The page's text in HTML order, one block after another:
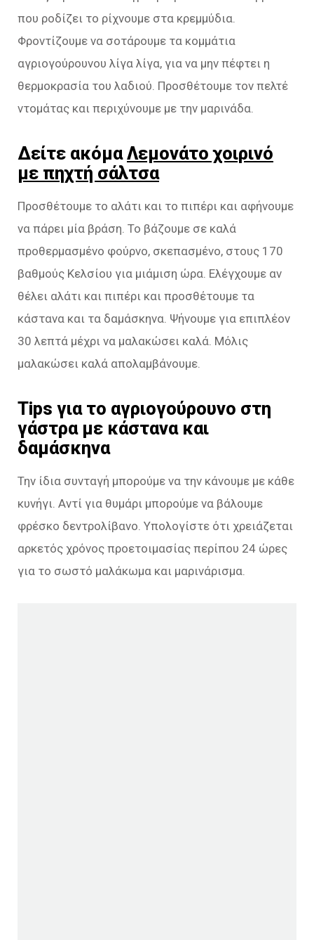
που ροδίζει το ρίχνουμε στα κρεμμύδια.
Φροντίζουμε να σοτάρουμε τα κομμάτια
αγριογούρουνου λίγα λίγα, για να μην πέφτει η
θερμοκρασία του λαδιού. Προσθέτουμε τον πελτέ
ντομάτας και περιχύνουμε με την μαρινάδα.
Δείτε ακόμαΛεμονάτο χοιρινό
με πηχτή σάλτσα
Προσθέτουμε το αλάτι και το πιπέρι και αφήνουμε
να πάρει μία βράση. Το βάζουμε σε καλά
προθερμασμένο φούρνο, σκεπασμένο, στους 170
βαθμούς Κελσίου για μιάμιση ώρα. Ελέγχουμε αν
θέλει αλάτι και πιπέρι και προσθέτουμε τα
κάστανα και τα δαμάσκηνα. Ψήνουμε για επιπλέον
30 λεπτά μέχρι να μαλακώσει καλά. Μόλις
μαλακώσει καλά απολαμβάνουμε.
Tips για το αγριογούρουνο στη
γάστρα με κάστανα και
δαμάσκηνα
Την ίδια συνταγή μπορούμε να την κάνουμε με κάθε
κυνήγι. Αντί για θυμάρι μπορούμε να βάλουμε
φρέσκο δεντρολίβανο. Υπολoγίστε ότι χρειάζεται
αρκετός χρόνος προετοιμασίας περίπου 24 ώρες
για το σωστό μαλάκωμα και μαρινάρισμα.